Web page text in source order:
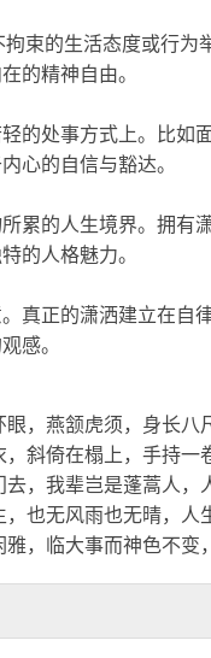
束的生活态度或行
的精神自由。
的处事方式上。比如
心的自信与豁达。
累的人生境界。拥有
的人格魅力。
真正的潇洒建立在自
感。
，燕颔虎须，身长八
斜倚在榻上，手持
，我辈岂是蓬蒿人，
也无风雨也无晴，人
，临大事而神色不变